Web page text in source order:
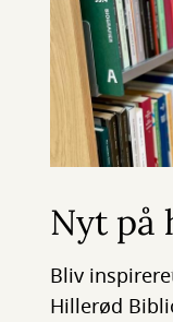
Nyt på
Bliv
Hillerød